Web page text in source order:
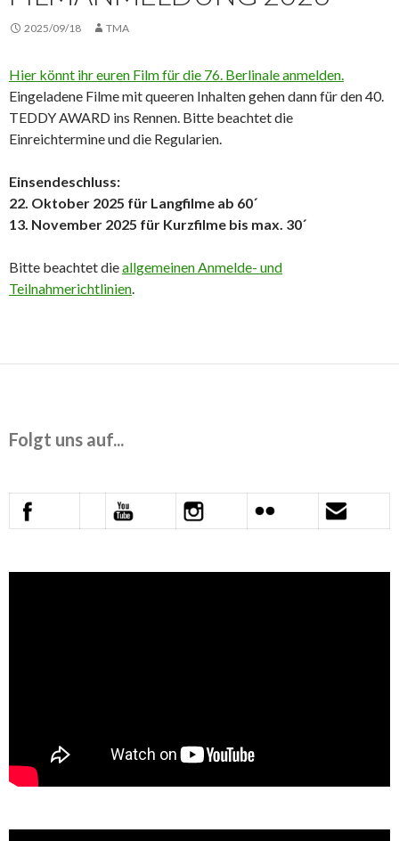
2025/09/18 TMA
Hier könnt ihr euren Film für die 76. Berlinale anmelden.
Eingeladene Filme mit queeren Inhalten gehen dann für den 40.
TEDDY AWARD ins Rennen. Bitte beachtet die
Einreichtermine und die Regularien.
Einsendeschluss:
22. Oktober 2025 für Langfilme ab 60´
13. November 2025 für Kurzfilme bis max. 30´
Bitte beachtet dieallgemeinen Anmelde- und
Teilnahmerichtlinien
Folgt uns auf...